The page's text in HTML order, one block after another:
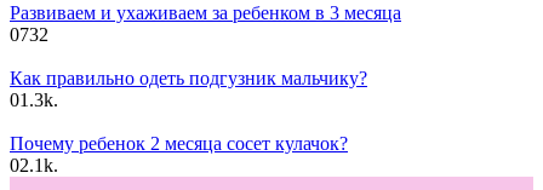
Развиваем и ухаживаем за ребенком в 3 месяца
0732
Как правильно одеть подгузник мальчику?
01.3k.
Почему ребенок 2 месяца сосет кулачок?
02.1k.